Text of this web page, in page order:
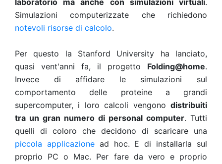
laboratorio ma anche con simulazioni virtuali.
Simulazioni computerizzate che richiedono
notevoli risorse di calcolo.
Per questo la Stanford University ha lanciato,
quasi vent'anni fa, il progetto Folding@home.
Invece di affidare le simulazioni sul
comportamento delle proteine a grandi
supercomputer, i loro calcoli vengono distribuiti
tra un gran numero di personal computer. Tutti
quelli di coloro che decidono di scaricare una
piccola applicazionead hoc. E di installarla sul
proprio PC o Mac. Per fare da vero e proprio